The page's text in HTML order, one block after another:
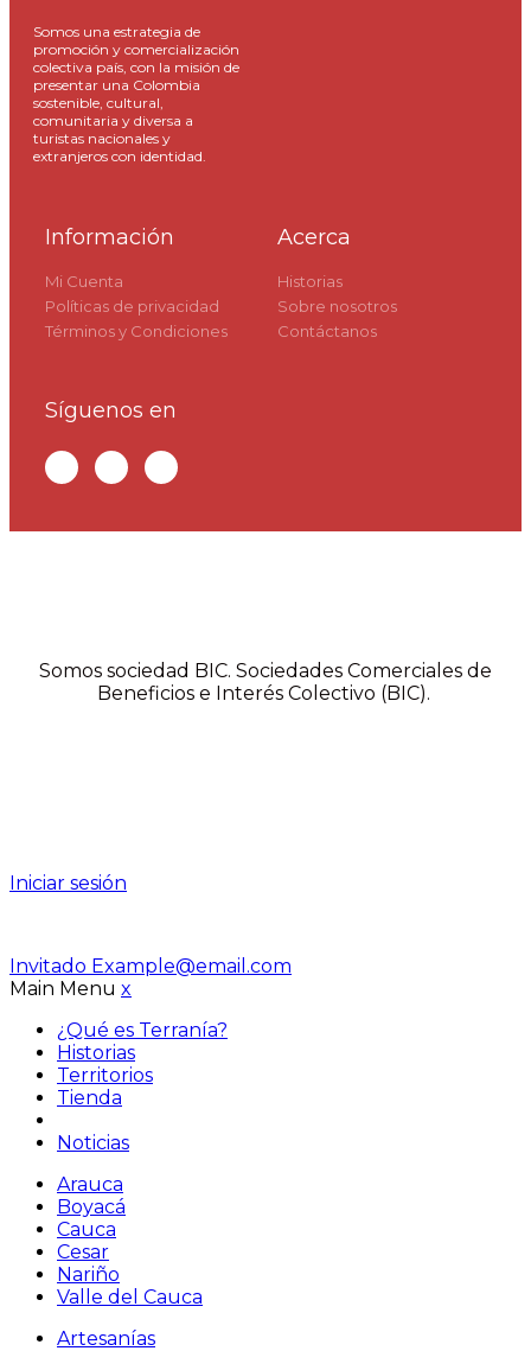
Somos una estrategia de
promoción y comercialización
colectiva país, con la misión de
presentar una Colombia
sostenible, cultural,
comunitaria y diversa a
turistas nacionales y
extranjeros con identidad.
Información
Mi Cuenta
Políticas de privacidad
Términos y Condiciones
Acerca
Historias
Sobre nosotros
Contáctanos
Síguenos en
Somos sociedad BIC. Sociedades Comerciales de
Beneficios e Interés Colectivo (BIC).
Iniciar sesión
Invitado Example@email.com
Main Menu x
¿Qué es Terranía?
Historias
Territorios
Tienda
Noticias
Arauca
Boyacá
Cauca
Cesar
Nariño
Valle del Cauca
Artesanías